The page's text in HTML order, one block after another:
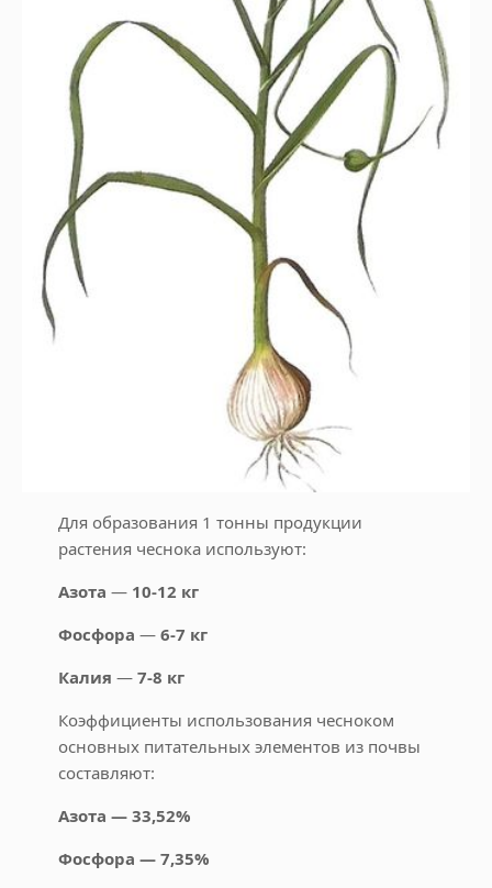
Для образования 1 тонны продукции
растения чеснока используют:
Азота — 10-12 кг
Фосфора — 6-7 кг
Калия — 7-8 кг
Коэффициенты использования чесноком
основных питательных элементов из почвы
составляют:
Азота — 33,52%
Фосфора — 7,35%